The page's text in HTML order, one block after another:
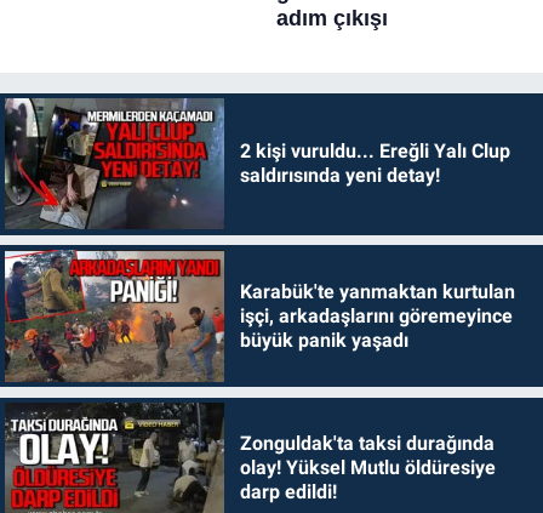
2 kişi vuruldu... Ereğli Yalı Clup
saldırısında yeni detay!
Karabük'te yanmaktan kurtulan
işçi, arkadaşlarını göremeyince
büyük panik yaşadı
Zonguldak'ta taksi durağında
olay! Yüksel Mutlu öldüresiye
darp edildi!